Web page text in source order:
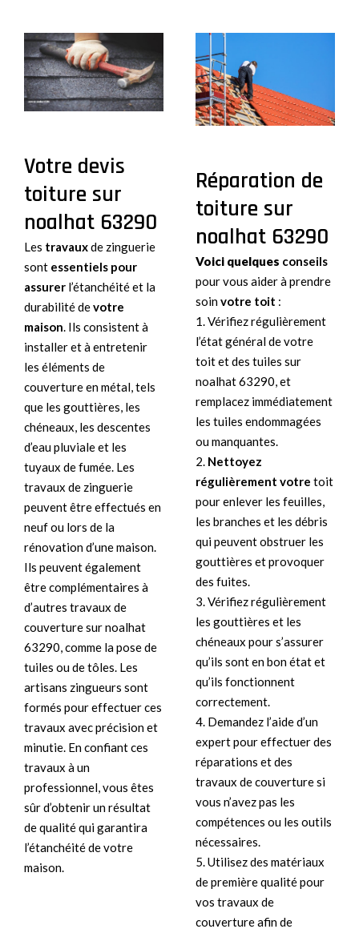
Votre devis
toiture sur
noalhat 63290
Les travauxde zinguerie
sont essentiels pour
assurer l’étanchéité et la
durabilité devotre
maison. Ils consistent à
installer et à entretenir
les éléments de
couverture en métal, tels
que les gouttières, les
chéneaux, les descentes
d’eau pluviale et les
tuyaux de fumée. Les
travaux de zinguerie
peuvent être effectués en
neuf ou lors de la
rénovation d’une maison.
Ils peuvent également
être complémentaires à
d’autres travaux de
couverture sur noalhat
63290, comme la pose de
tuiles ou de tôles. Les
artisans zingueurs sont
formés pour effectuer ces
travaux avec précision et
minutie. En confiant ces
travaux à un
professionnel, vous êtes
sûr d’obtenir un résultat
de qualité qui garantira
l’étanchéité de votre
maison.
Réparation de
toiture sur
noalhat 63290
Voici quelques conseils
pour vous aider à prendre
soinvotre toit :
1. Vérifiez régulièrement
l’état général de votre
toit et des tuiles sur
noalhat 63290, et
remplacez immédiatement
les tuiles endommagées
ou manquantes.
2. Nettoyez
régulièrement votre toit
pour enlever les feuilles,
les branches et les débris
qui peuvent obstruer les
gouttières et provoquer
des fuites.
3. Vérifiez régulièrement
les gouttières et les
chéneaux pour s’assurer
qu’ils sont en bon état et
qu’ils fonctionnent
correctement.
4. Demandez l’aide d’un
expert pour effectuer des
réparations et des
travaux de couverture si
vous n’avez pas les
compétences ou les outils
nécessaires.
5. Utilisez des matériaux
de première qualité pour
vos travaux de
couverture afin de